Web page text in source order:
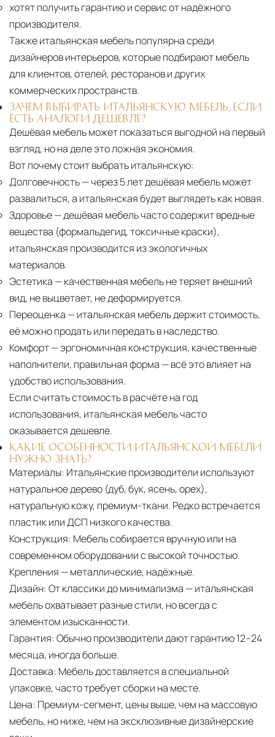
хотят получить гарантию и сервис от надёжного
производителя.
Также итальянская мебель популярна среди
дизайнеров интерьеров, которые подбирают мебель
для клиентов, отелей, ресторанов и других
коммерческих пространств.
ЗАЧЕМ ВЫБИРАТЬ ИТАЛЬЯНСКУЮ МЕБЕЛЬ, ЕСЛИ
ЕСТЬ АНАЛОГИ ДЕШЕВЛЕ?
Дешёвая мебель может показаться выгодной на первый
взгляд, но на деле это ложная экономия.
Вот почему стоит выбрать итальянскую:
Долговечность— через 5 лет дешёвая мебель может
развалиться, а итальянская будет выглядеть как новая.
Здоровье— дешёвая мебель часто содержит вредные
вещества (формальдегид, токсичные краски),
итальянская производится из экологичных
материалов.
Эстетика — качественная мебель не теряет внешний
вид, не выцветает, не деформируется.
Переоценка — итальянская мебель держит стоимость,
её можно продать или передать в наследство.
Комфорт— эргономичная конструкция, качественные
наполнители, правильная форма — всё это влияет на
удобство использования.
Если считать стоимость в расчёте на год
использования, итальянская мебель часто
оказывается дешевле.
КАКИЕ ОСОБЕННОСТИ ИТАЛЬЯНСКОЙ МЕБЕЛИ
НУЖНО ЗНАТЬ?
Материалы: Итальянские производители используют
натуральное дерево (дуб, бук, ясень, орех),
натуральную кожу, премиум-ткани. Редко встречается
пластик или ДСП низкого качества.
Конструкция: Мебель собирается вручную или на
современном оборудовании с высокой точностью.
Крепления — металлические, надёжные.
Дизайн: От классики до минимализма — итальянская
мебель охватывает разные стили, но всегда с
элементом изысканности.
Гарантия: Обычно производители дают гарантию 12–24
месяца, иногда больше.
Доставка: Мебель доставляется в специальной
упаковке, часто требует сборки на месте.
Цена: Премиум-сегмент, цены выше, чем на массовую
мебель, но ниже, чем на эксклюзивные дизайнерские